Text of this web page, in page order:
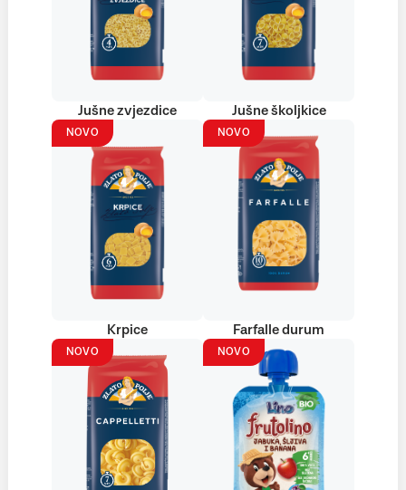
Jušne zvjezdice Jušne školjkice
NOVO
Krpice
NOVO
Farfalle durum
NOVO NOVO